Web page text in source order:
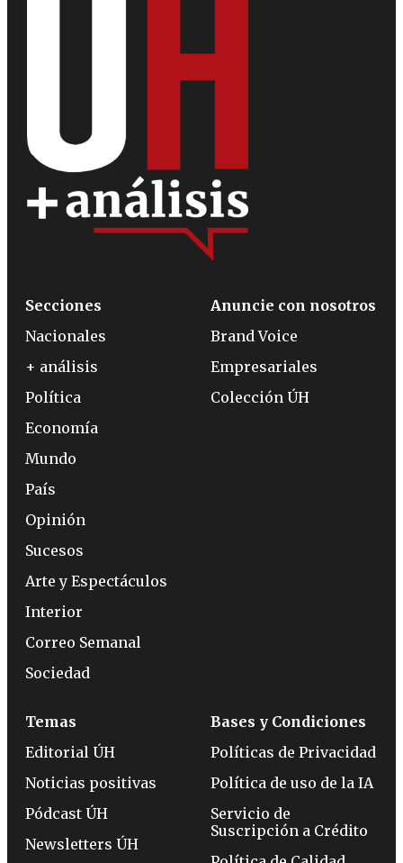
Secciones
Nacionales
+ análisis
Política
Economía
Mundo
País
Opinión
Sucesos
Arte y Espectáculos
Interior
Correo Semanal
Sociedad
Anuncie con nosotros
Brand Voice
Empresariales
Colección ÚH
Temas
Editorial ÚH
Noticias positivas
Pódcast ÚH
Newsletters ÚH
Bases y Condiciones
Políticas de Privacidad
Política de uso de la IA
Servicio de
Suscripción a Crédito